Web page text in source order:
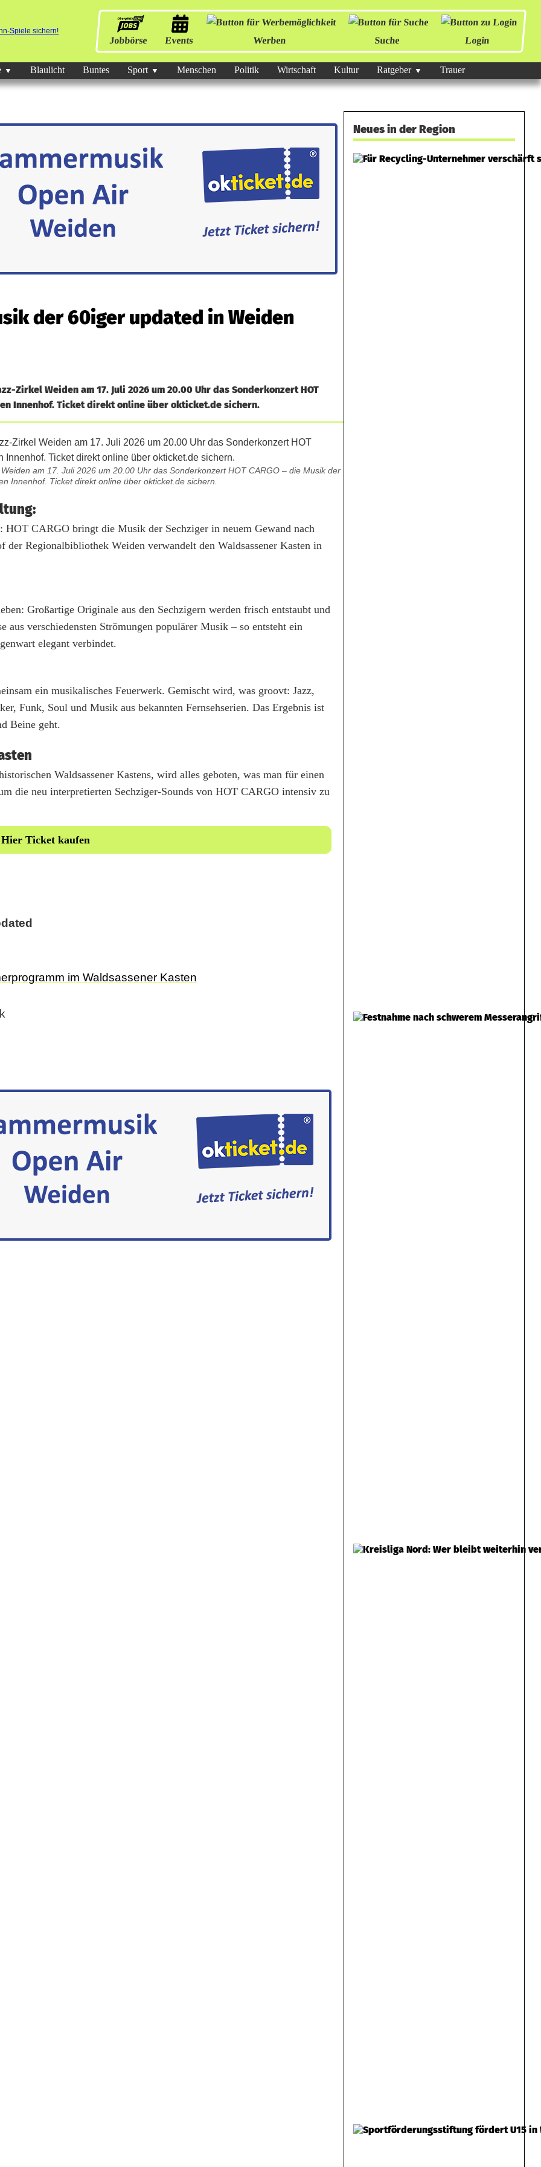
Jobbörse Events Werben Suche Login
Blaulicht Buntes Sport Menschen Politik Wirtschaft Kultur Ratgeber Trauer
der 60iger updated in Weiden
Zirkel Weiden am 17. Juli 2026 um 20.00 Uhr das Sonderkonzert HOT
Innenhof. Ticket direkt online über okticket.de sichern.
am 17. Juli 2026 um 20.00 Uhr das Sonderkonzert HOT CARGO – die Musik der
Innenhof. Ticket direkt online über okticket.de sichern.
CARGO bringt die Musik der Sechziger in neuem Gewand nach
Regionalbibliothek Weiden verwandelt den Waldsassener Kasten in
Großartige Originale aus den Sechzigern werden frisch entstaubt und
verschiedensten Strömungen populärer Musik – so entsteht ein
elegant verbindet.
ein musikalisches Feuerwerk. Gemischt wird, was groovt: Jazz,
Funk, Soul und Musik aus bekannten Fernsehserien. Das Ergebnis ist
Beine geht.
Waldsassener Kastens, wird alles geboten, was man für einen
die neu interpretierten Sechziger-Sounds von HOT CARGO intensiv zu
Hier Ticket kaufen
im Waldsassener Kasten
Neues in der Region